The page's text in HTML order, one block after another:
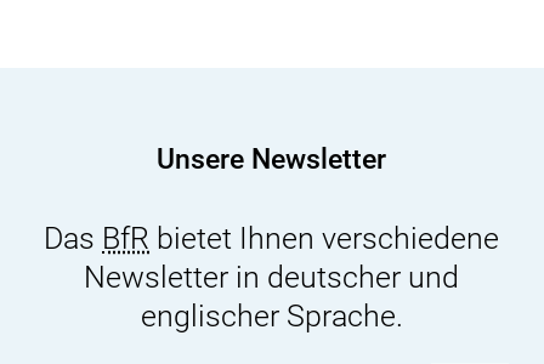
3
Unsere Newsletter
Das BfR bietet Ihnen verschiedene
Newsletter in deutscher und
englischer Sprache.